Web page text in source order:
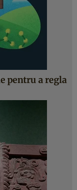
pentru a regla